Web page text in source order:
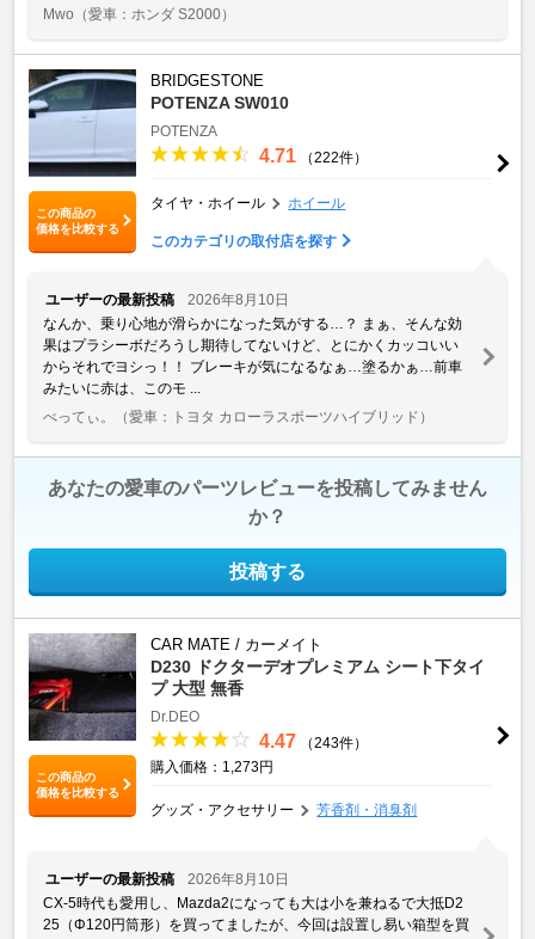
Mwo （愛車：ホンダ S2000）
この商品の
価格を比較する
BRIDGESTONE
POTENZA SW010
POTENZA
4.71 （222件）
タイヤ・ホイール ホイール
このカテゴリの取付店を探す
ユーザーの最新投稿
2026年8月10日
なんか、乗り心地が滑らかになった気がする…？ まぁ、そんな効
果はプラシーボだろうし期待してないけど、とにかくカッコいい
からそれでヨシっ！！ ブレーキが気になるなぁ…塗るかぁ…前車
みたいに赤は、このモ ...
べってぃ。
（愛車：トヨタ カローラスポーツハイブリッド）
あなたの愛車のパーツレビューを投稿してみません
か？
投稿する
この商品の
価格を比較する
CAR MATE / カーメイト
D230 ドクターデオプレミアム シート下タイ
プ 大型 無香
Dr.DEO
4.47
（243件）
購入価格：1,273円
グッズ・アクセサリー 芳香剤・消臭剤
ユーザーの最新投稿
2026年8月10日
CX-5時代も愛用し、Mazda2になっても大は小を兼ねるで大抵D2
25（Φ120円筒形）を買ってましたが、今回は設置し易い箱型を買